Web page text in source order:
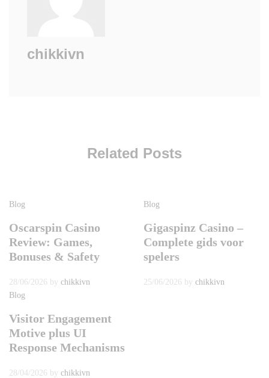
chikkivn
Related Posts
Blog
Oscarspin Casino
Review: Games,
Bonuses & Safety
28/06/2026 by chikkivn
Blog
Gigaspinz Casino –
Complete gids voor
spelers
25/06/2026 by chikkivn
Blog
Visitor Engagement
Motive plus UI
Response Mechanisms
28/04/2026 by chikkivn